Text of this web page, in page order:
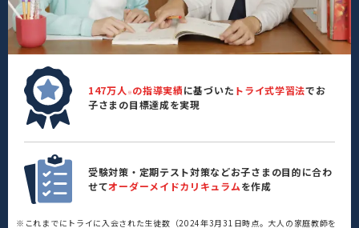
147万人 ※ の指導実績に基づいた トライ式学習法でお
子さまの目標達成を実現
受験対策・定期テスト対策などお子さまの目的に合わ
せてオーダーメイドカリキュラムを作成
※これまでにトライに入会された生徒数（2024年3月31日時点。大人の家庭教師を